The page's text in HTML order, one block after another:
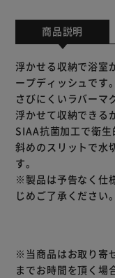
商品説明
浮かせる収納で浴室
ープディッシュです。
さびにくいラバーマ
浮かせて収納できる
SIAA抗菌加工で衛生
斜めのスリットで水
す。
※製品は予告なく仕
じめご了承ください。
※当商品はお取り寄
までお時間を頂く場